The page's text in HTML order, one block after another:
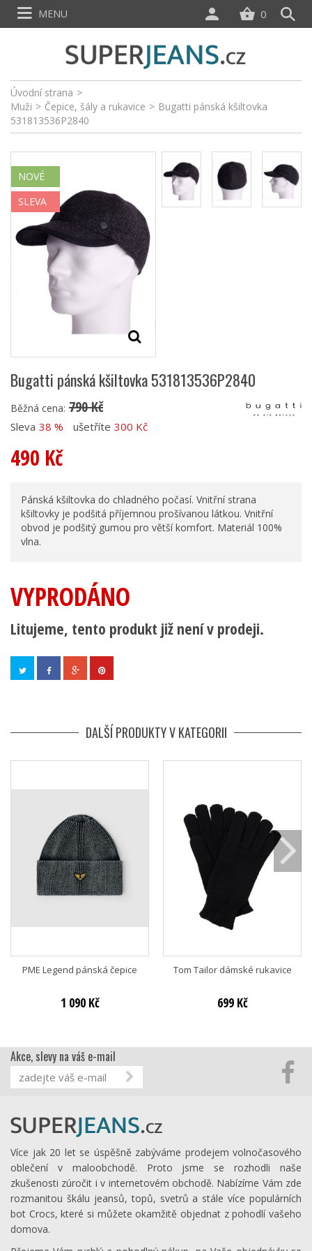
Úvodní strana >
Muži > Čepice, šály a rukavice > Bugatti pánská kšiltovka
531813536P2840
NOVÉ
SLEVA
Bugatti pánská kšiltovka 531813536P2840
Běžná cena: 790 Kč
Sleva 38 % ušetříte 300 Kč
490 Kč
Pánská kšiltovka do chladného počasí. Vnitřní strana
kšiltovky je podšitá příjemnou prošívanou látkou. Vnitřní
obvod je podšitý gumou pro větší komfort. Materiál 100%
vlna.
VYPRODÁNO
Litujeme, tento produkt již není v prodeji.
DALŠÍ PRODUKTY V KATEGORII
PME Legend pánská čepice
1 090 Kč
Tom Tailor dámské rukavice
699 Kč
0
MENU
Akce, slevy na váš e-mail
Více jak 20 let se úspěšně zabýváme prodejem volnočasového
oblečení v maloobchodě. Proto jsme se rozhodli naše
zkušenosti zúročit i v internetovém obchodě. Nabízíme Vám zde
rozmanitou škálu jeansů, topů, svetrů a stále více populárních
bot Crocs, které si můžete okamžitě objednat z pohodlí vašeho
domova.